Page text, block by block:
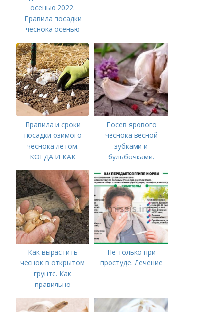
осенью 2022.
Правила посадки
чеснока осенью
Правила и сроки
посадки озимого
чеснока летом.
КОГДА И КАК
ПОСАДИТЬ ОЗИМЫЙ
ЧЕСНОК
Посев ярового
чеснока весной
зубками и
бульбочками.
посадки озимого
чеснока
Как вырастить
чеснок в открытом
грунте. Как
правильно
открытом грунте
Не только при
простуде. Лечение